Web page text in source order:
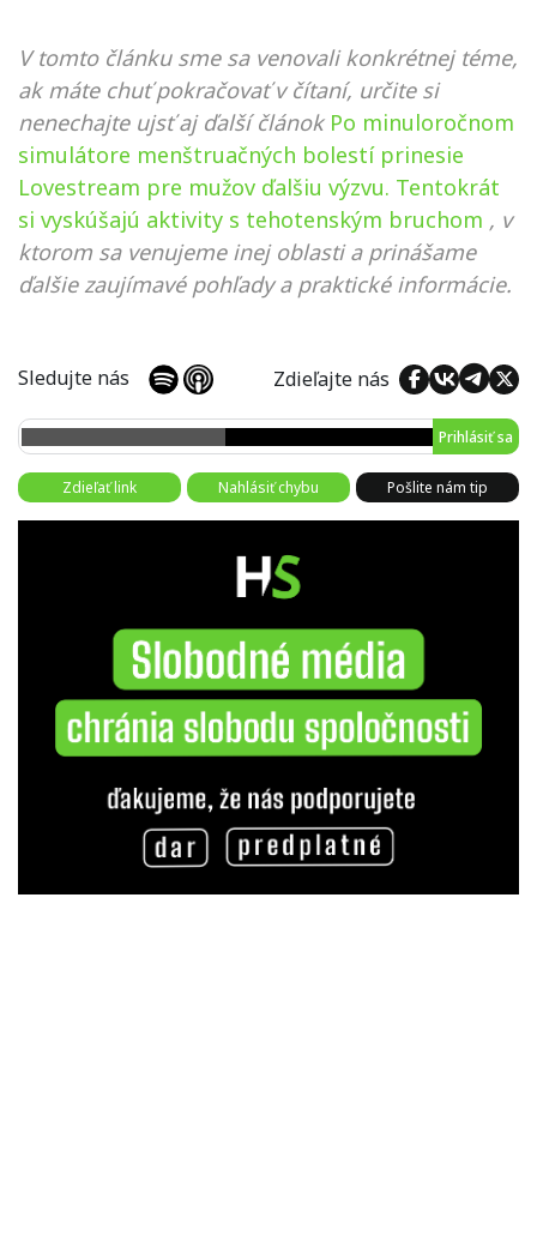
V tomto článku sme sa venovali konkrétnej téme,
ak máte chuť pokračovať v čítaní, určite si
nenechajte ujsť aj ďalší článok Po minuloročnom
simulátore menštruačných bolestí prinesie
Lovestream pre mužov ďalšiu výzvu. Tentokrát
si vyskúšajú aktivity s tehotenským bruchom , v
ktorom sa venujeme inej oblasti a prinášame
ďalšie zaujímavé pohľady a praktické informácie.
Sledujte nás Zdieľajte nás
Prihlásiť sa
Zdieľať link Nahlásiť chybu Pošlite nám tip